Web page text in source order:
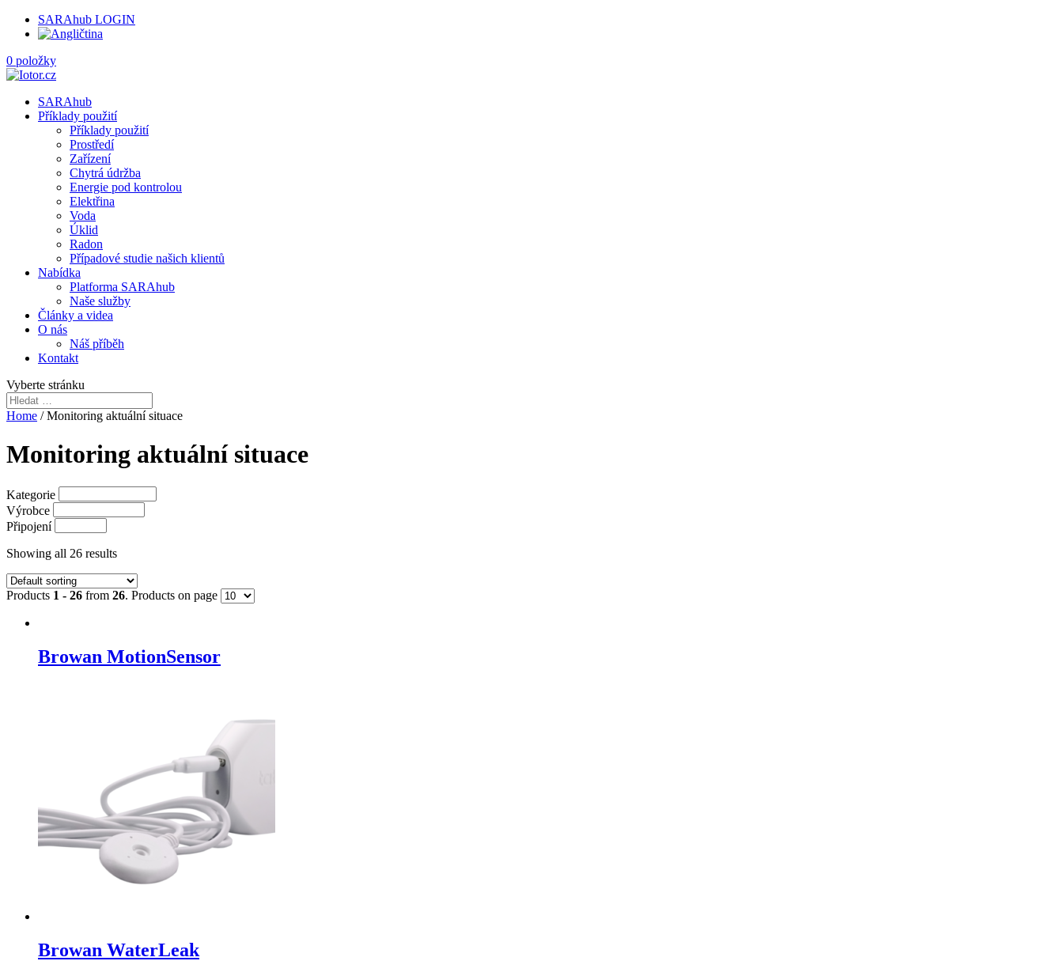
SARAhub LOGIN
0 položky
SARAhub
Příklady použití
Příklady použití
Prostředí
Zařízení
Chytrá údržba
Energie pod kontrolou
Elektřina
Voda
Úklid
Radon
Případové studie našich klientů
Nabídka
Platforma SARAhub
Naše služby
Články a videa
O nás
Náš příběh
Kontakt
Vyberte stránku
Home / Monitoring aktuální situace
Monitoring aktuální situace
Kategorie
Výrobce
Připojení
Showing all 26 results
Products 1 - 26 from 26. Products on page
Browan MotionSensor
Browan WaterLeak